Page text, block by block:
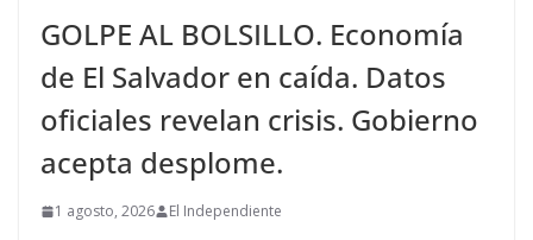
GOLPE AL BOLSILLO. Economía
de El Salvador en caída. Datos
oficiales revelan crisis. Gobierno
acepta desplome.
1 agosto, 2026 El Independiente